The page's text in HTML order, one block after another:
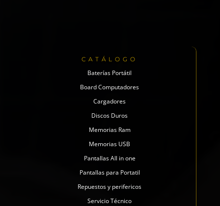
CATÁLOGO
Baterías Portátil
Board Computadores
Cargadores
Discos Duros
Memorias Ram
Memorias USB
Pantallas All in one
Pantallas para Portatil
Repuestos y perifericos
Servicio Técnico